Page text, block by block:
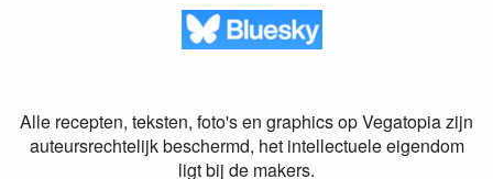
Alle recepten, teksten, foto's en graphics op Vegatopia zijn
auteursrechtelijk beschermd, het intellectuele eigendom
ligt bij de makers.